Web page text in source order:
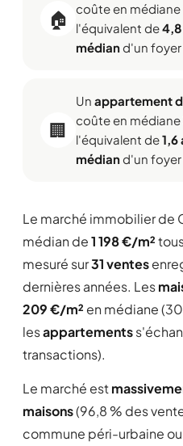
🏠
coûte en médiane
l'équivalent de4,8
médiand'un
🏢
Un appartement
coûte en médiane
l'équivalent de1,6
médiand'un
Le marché immobilier de
médian de1 198 €/m²
mesuré sur31 ventes
dernières années. Les
209 €/m² en médiane
lesappartements
transactions).
Le marché est
maisons(96,8 % des
commune péri-urbaine